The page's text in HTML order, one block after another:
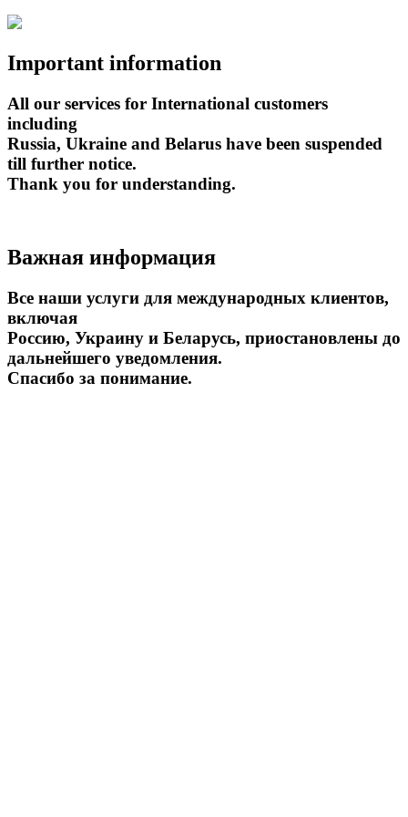
Important information
All our services for International customers
including
Russia, Ukraine and Belarus have been suspended
till further notice.
Thank you for understanding.
Важная информация
Все наши услуги для международных клиентов,
включая
Россию, Украину и Беларусь, приостановлены до
дальнейшего уведомления.
Спасибо за понимание.